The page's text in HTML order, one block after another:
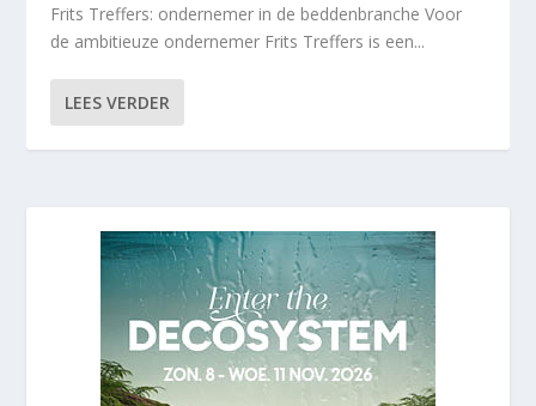
Frits Treffers: ondernemer in de beddenbranche Voor
de ambitieuze ondernemer Frits Treffers is een...
LEES VERDER